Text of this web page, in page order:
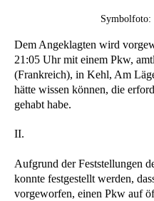
Symbolfoto:
Dem Angeklagten wird
21:05 Uhr mit einem Pkw,
(Frankreich), in Kehl, Am
hätte wissen können, die
gehabt habe.
II.
Aufgrund der Feststellungen
konnte festgestellt werden,
vorgeworfen, einen Pkw auf